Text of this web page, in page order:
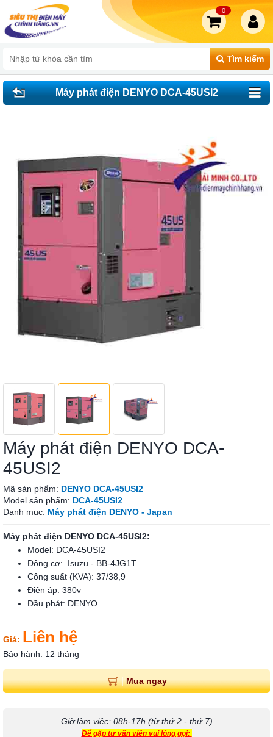
Tìm kiếm
0
Máy phát điện DENYO DCA-45USI2
Máy phát điện DENYO DCA-
45USI2
Mã sản phẩm: DENYO DCA-45USI2
Model sản phẩm: DCA-45USI2
Danh mục: Máy phát điện DENYO - Japan
Máy phát điện DENYO DCA-45USI2:
Model: DCA-45USI2
Động cơ: Isuzu - BB-4JG1T
Công suất (KVA): 37/38,9
Điện áp: 380v
Đầu phát: DENYO
Giá: Liên hệ
Bảo hành: 12 tháng
Mua ngay
Giờ làm việc: 08h-17h (từ thứ 2 - thứ 7)
Để gặp tư vấn viên vui lòng gọi: